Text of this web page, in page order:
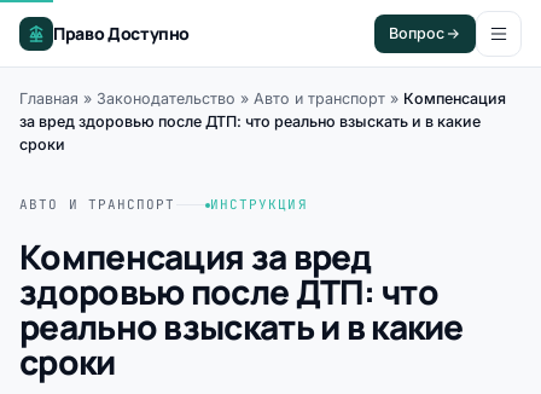
Право Доступно Вопрос
Главная » Законодательство » Авто и транспорт » Компенсация
за вред здоровью после ДТП: что реально взыскать и в какие
сроки
АВТО И ТРАНСПОРТ ИНСТРУКЦИЯ
Компенсация за вред
здоровью после ДТП: что
реально взыскать и в какие
сроки